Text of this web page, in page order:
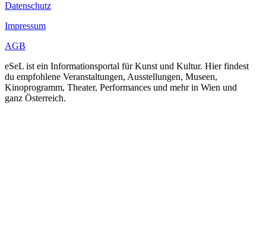
Datenschutz
Impressum
AGB
eSeL ist ein Informationsportal für Kunst und Kultur. Hier findest
du empfohlene Veranstaltungen, Ausstellungen, Museen,
Kinoprogramm, Theater, Performances und mehr in Wien und
ganz Österreich.